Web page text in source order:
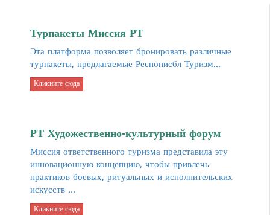
Турпакеты Миссия РТ
Эта платформа позволяет бронировать различные
турпакеты, предлагаемые Респонисбл Туризм...
Кликните сюда
РТ Художественно-культурный форум
Миссия ответственного туризма представила эту
инновационную концепцию, чтобы привлечь
практиков боевых, ритуальных и исполнительских
искусств ...
Кликните сюда